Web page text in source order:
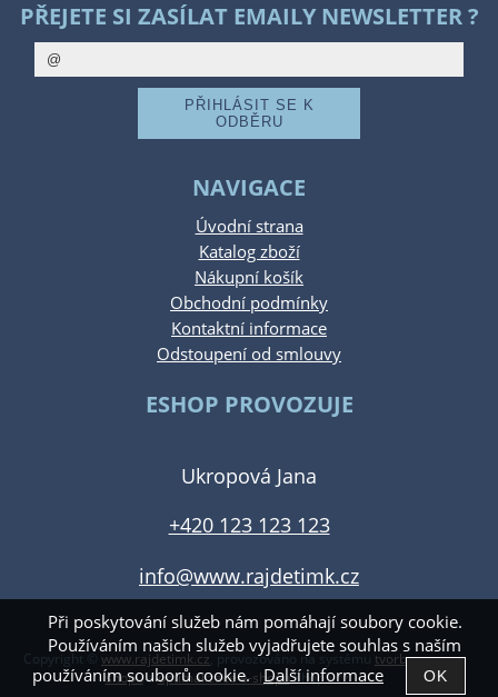
PŘEJETE SI ZASÍLAT EMAILY NEWSLETTER ?
NAVIGACE
Úvodní strana
Katalog zboží
Nákupní košík
Obchodní podmínky
Kontaktní informace
Odstoupení od smlouvy
ESHOP PROVOZUJE
Ukropová Jana
+420 123 123 123
info@www.rajdetimk.cz
Copyright © www.rajdetimk.cz provozováno na systému tvorba e-
shopuaoptimalizace e-shopuShop5.cz
Při poskytování služeb nám pomáhají soubory cookie.
Používáním našich služeb vyjadřujete souhlas s naším
používáním souborů cookie.Další informace